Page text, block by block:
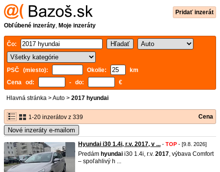
Pridať inzerát
Obľúbené inzeráty, Moje inzeráty
Čo:
PSČ (miesto): Okolie:
km
Cena od:
- do: €
Hlavná stránka >Auto > 2017 hyundai
1-20 inzerátov z 339 Cena
Nové inzeráty e-mailom
Hyundai i30 1.4i, r.v. 2017, v ... - TOP - [9.8. 2026]
Predám hyundai i30 1.4i, r.v. 2017, výbava Comfort
– spoľahlivý h ...